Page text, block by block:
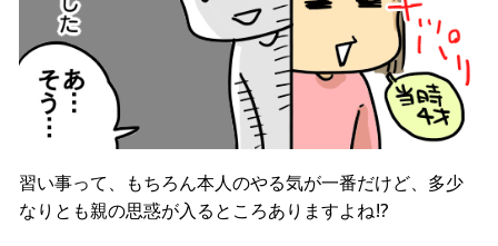
習い事って、もちろん本人のやる気が一番だけど、多少
なりとも親の思惑が入るところありますよね!?